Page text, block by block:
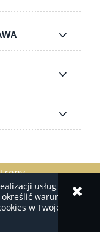
usług i
warunki
w Twojej